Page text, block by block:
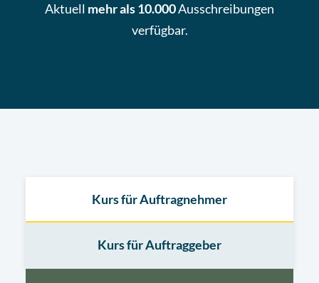
Aktuell mehr als 10.000Ausschreibungen
verfügbar.
Kurs für Auftragnehmer
Kurs für Auftraggeber